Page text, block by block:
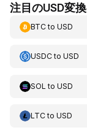
注目のUSD変
BTCto USD
USDCto USD
SOL to USD
LTCto USD